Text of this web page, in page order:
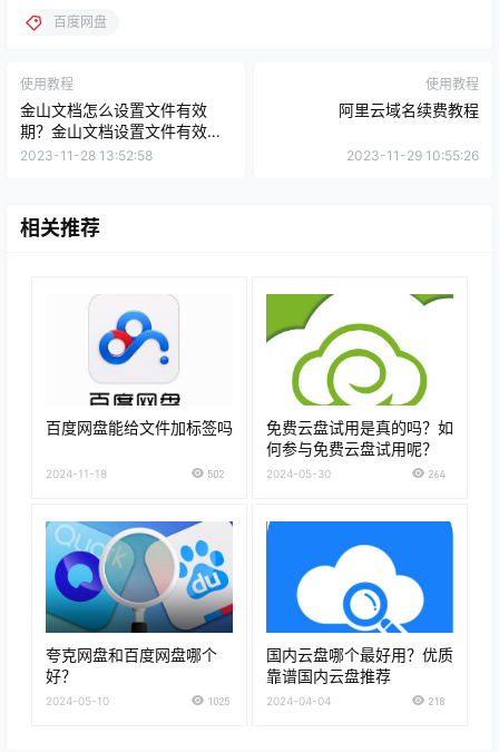
百度网盘
使用教程
金山文档怎么设置文件有效
期？金山文档设置文件有效期
的方法
2023-11-28 13:52:58
使用教程
阿里云域名续费教程
2023-11-29 10:55:26
相关推荐
百度网盘能给文件加标签吗
2024-11-18 502
免费云盘试用是真的吗？如
何参与免费云盘试用呢？
2024-05-30 264
夸克网盘和百度网盘哪个
好？
2024-05-10 1025
国内云盘哪个最好用？优质
靠谱国内云盘推荐
2024-04-04 218